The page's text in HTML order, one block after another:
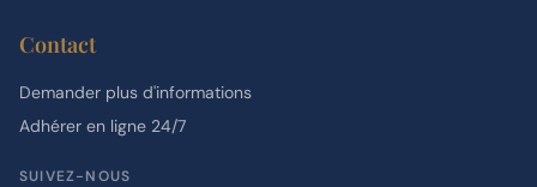
Contact
Demander plus d'informations
Adhérer en ligne 24/7
SUIVEZ-NOUS